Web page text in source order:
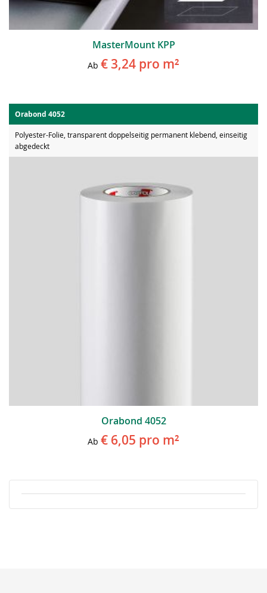
MasterMount KPP
Ab € 3,24 pro m²
Orabond 4052
Polyester-Folie, transparent doppelseitig permanent klebend, einseitig
abgedeckt
Orabond 4052
Ab € 6,05 pro m²